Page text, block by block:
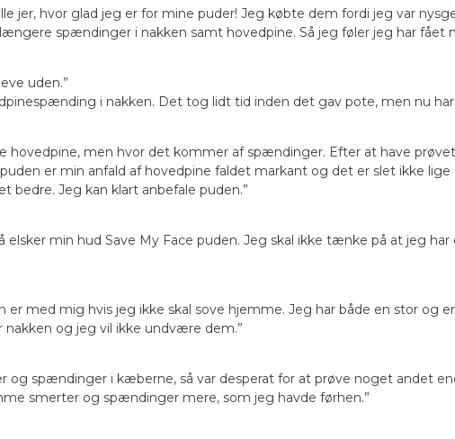
jer, hvor glad jeg er for mine puder! Jeg købte dem fordi jeg var
spændinger i nakken samt hovedpine. Så jeg føler jeg har fået
uden.”
i nakken. Det tog lidt tid inden det gav pote, men nu
men hvor det kommer af spændinger. Efter at have
er min anfald af hovedpine faldet markant og det er slet ikke
bedre. Jeg kan klart anbefale puden.”
elsker min hud Save My Face puden. Jeg skal ikke tænke på at jeg
er med mig hvis jeg ikke skal sove hjemme. Jeg har både en stor og
nakken og jeg vil ikke undvære dem.”
og spændinger i kæberne, så var desperat for at prøve noget andet
smerter og spændinger mere, som jeg havde førhen.”